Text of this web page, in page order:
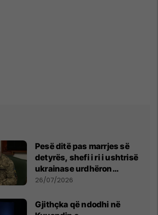
Pesë ditë pas marrjes së
detyrës, shefi i ri i ushtrisë
ukrainase urdhëron
kontroll të madh
26/07/2026
Gjithçka që ndodhi në